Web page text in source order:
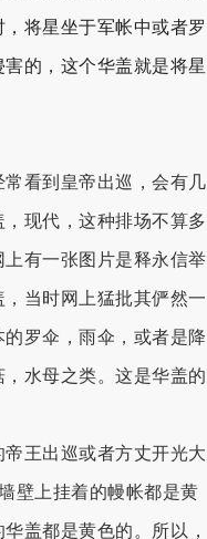
将星坐于军帐中或者罗
的，这个华盖就是将星
看到皇帝出巡，会有几
现代，这种排场不算多
有一张图片是释永信举
当时网上猛批其俨然一
罗伞，雨伞，或者是降
水母之类。这是华盖的
王出巡或者方丈开光大
壁上挂着的幔帐都是黄
盖都是黄色的。 所以，